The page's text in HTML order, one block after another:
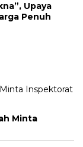
Upaya
Penuh
Minta